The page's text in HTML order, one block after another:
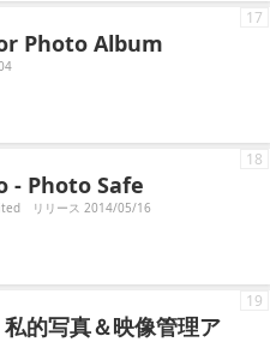
Photo Album
17
- Photo Safe
リリース 2014/05/16
18
的写真＆映像管理ア
19